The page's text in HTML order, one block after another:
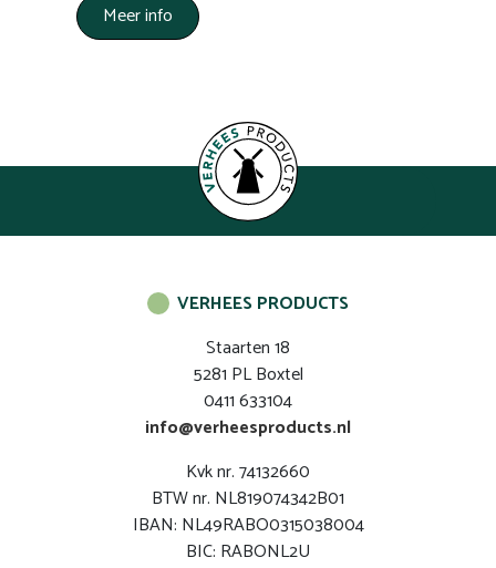
Meer info
VERHEES PRODUCTS
Staarten 18
5281 PL Boxtel
0411 633104
info@verheesproducts.nl
Kvk nr. 74132660
BTW nr. NL819074342B01
IBAN: NL49RABO0315038004
BIC: RABONL2U